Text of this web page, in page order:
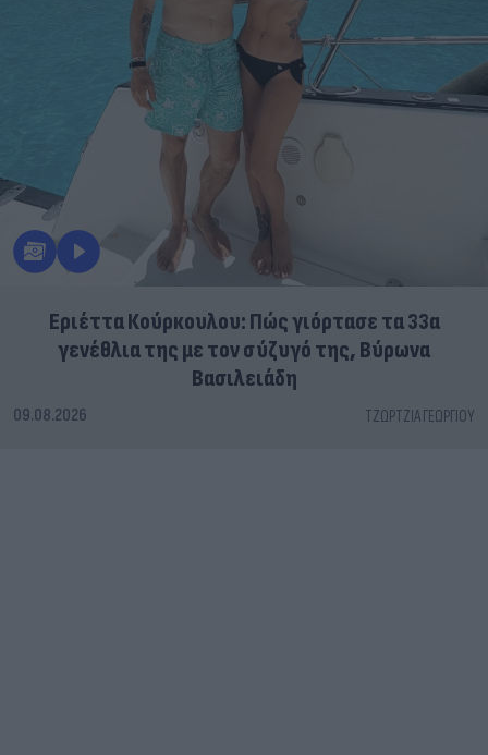
Εριέττα Κούρκουλου: Πώς γιόρτασε τα 33α
γενέθλια της με τον σύζυγό της, Βύρωνα
Βασιλειάδη
09.08.2026 ΤΖΏΡΤΖΙΑ ΓΕΩΡΓΊΟΥ